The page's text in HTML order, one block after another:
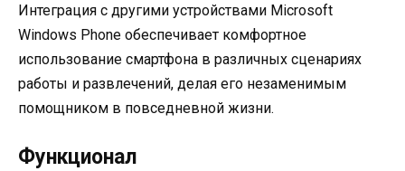
Интеграция с другими устройствами Microsoft
Windows Phone обеспечивает комфортное
использование смартфона в различных сценариях
работы и развлечений, делая его незаменимым
помощником в повседневной жизни.
Функционал